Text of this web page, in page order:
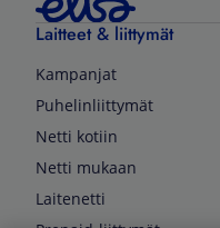
Laitteet & liittymät
Kampanjat
Puhelinliittymät
Netti kotiin
Netti mukaan
Laitenetti